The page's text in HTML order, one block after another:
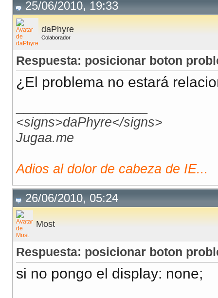
25/06/2010, 19:33
daPhyre
Colaborador
Respuesta: posicionar boton
¿El problema no estará
<signs>daPhyre</signs>
Jugaa.me
Adios al dolor de cabeza de IE...
26/06/2010, 05:24
Most
Respuesta: posicionar boton
si no pongo el display: none;